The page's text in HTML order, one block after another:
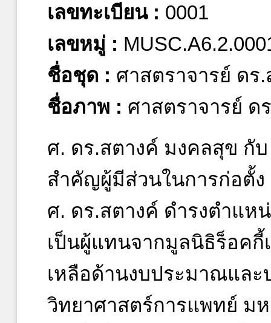
เลขทะเบียน : 0001
เลขหมู่ :
ชื่อชุด : ศาสตราจารย์ ดร
ชื่อภาพ : ศาสตราจารย์ ด
ศ. ดร.สตางค์ มงคลสุข กั
สำคัญผู้มีส่วนในการก่อตั้
ศ. ดร.สตางค์ ดำรงตำแ
เป็นผู้แทนจากมูลนิธิร็อคกี้
เหลือด้านงบประมาณแล
วิทยาศาสตร์การแพทย์ ม